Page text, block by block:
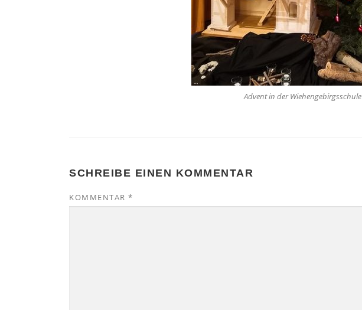
Advent in der Wiehengebirgsschule
SCHREIBE EINEN KOMMENTAR
KOMMENTAR *